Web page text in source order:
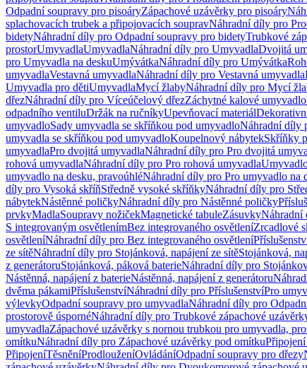
Odpadní soupravy pro pisoáryZápachové uzávěrky pro pisoáry
splachovacích trubek a připojovacích soupravNáhradní díly pro
bidetyNáhradní díly pro Odpadní soupravy pro bidetyTrubkové
prostorUmyvadlaUmyvadlaNáhradní díly pro UmyvadlaDvojitá
pro Umyvadla na deskuUmývátkaNáhradní díly pro Umývátka
umyvadlaVestavná umyvadlaNáhradní díly pro Vestavná umyvadla
Umyvadla pro dětiUmyvadlaMycí žlabyNáhradní díly pro Mycí
dřezNáhradní díly pro Víceúčelový dřezZáchytné kalové umyvadlo
odpadního ventiluDržák na ručníkyUpevňovací materiál
umyvadloSady umyvadla se skříňkou pod umyvadloNáhradní díly
umyvadla se skříňkou pod umyvadloKoupelnový nábytekSkříňky
umyvadlaPro dvojitá umyvadlaNáhradní díly pro Pro dvojitá
rohová umyvadlaNáhradní díly pro Pro rohová umyvadla
umyvadlo na desku, pravoúhléNáhradní díly pro Pro umyvadlo na
díly pro Vysoká skříňStředně vysoké skříňkyNáhradní díly pro
nábytekNástěnné poličkyNáhradní díly pro Nástěnné poličky
prvkyMadlaSoupravy nožičekMagnetické tabuleZásuvkyNáhradní
S integrovaným osvětlenímBez integrovaného osvětleníZrcadlové
osvětleníNáhradní díly pro Bez integrovaného osvětlení
ze sítěNáhradní díly pro Stojánková, napájení ze sítěStojánková,
z generátoruStojánková, páková baterieNáhradní díly pro
Nástěnná, napájení z baterieNástěnná, napájení z generátoru
dvěma pákamiPříslušenstvíNáhradní díly pro PříslušenstvíPro
výlevkyOdpadní soupravy pro umyvadlaNáhradní díly pro
prostorově úspornéNáhradní díly pro Trubkové zápachové
umyvadlaZápachové uzávěrky s nornou trubkou pro umyvadla,
omítkuNáhradní díly pro Zápachové uzávěrky pod omítku
PřipojeníTěsněníProdlouženíOvládáníOdpadní soupravy pro dřezy